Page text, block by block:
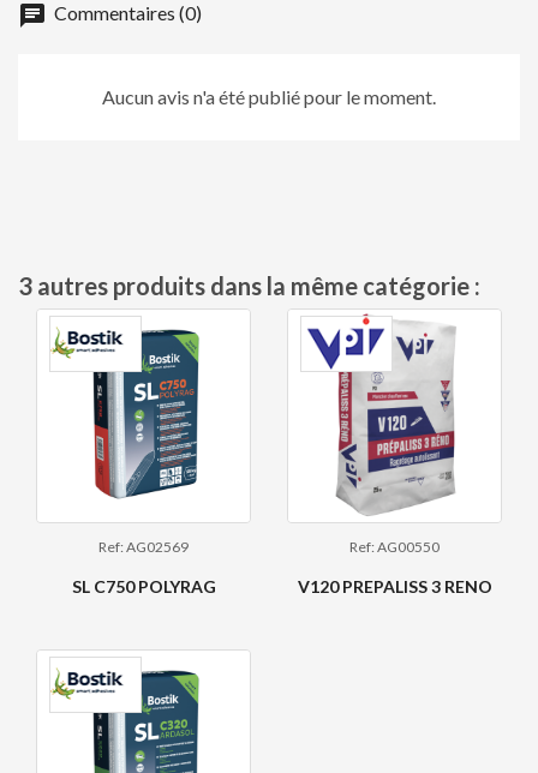
chat Commentaires (0)
Aucun avis n'a été publié pour le moment.
3 autres produits dans la même catégorie :
Ref: AG02569
SL C750 POLYRAG
Ref: AG00550
V120 PREPALISS 3 RENO